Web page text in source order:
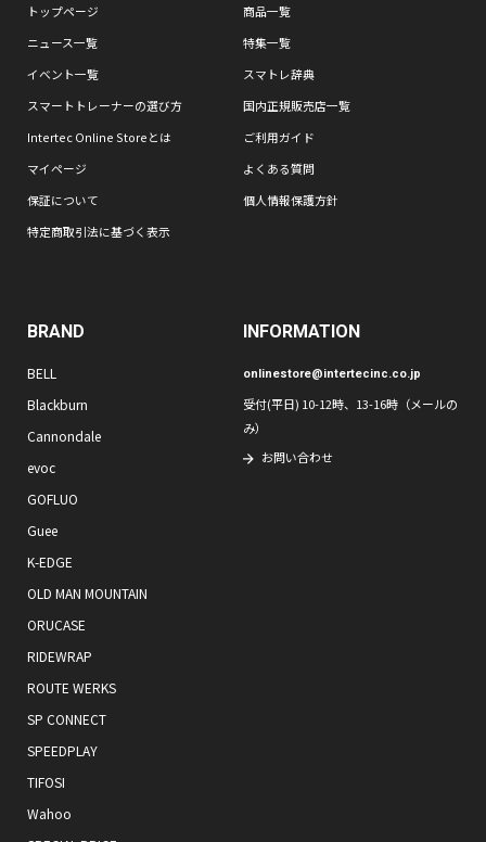
トップページ
商品一覧
ニュース一覧
特集一覧
イベント一覧
スマトレ辞典
スマートトレーナーの選び方
国内正規販売店一覧
Intertec Online Storeとは
ご利用ガイド
マイページ
よくある質問
保証について
個人情報保護方針
特定商取引法に基づく表示
BRAND
BELL
Blackburn
Cannondale
evoc
GOFLUO
Guee
K-EDGE
OLD MAN MOUNTAIN
ORUCASE
RIDEWRAP
ROUTE WERKS
SP CONNECT
SPEEDPLAY
TIFOSI
Wahoo
INFORMATION
onlinestore@intertecinc.co.jp
受付(平日) 10-12時、13-16時（メールの
み）
お問い合わせ